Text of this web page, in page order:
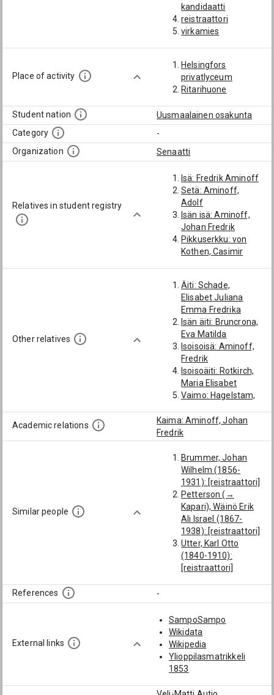
kandidaatti
reistraattori
virkamies
Place of activity
Helsingfors
privatlyceum
Ritarihuone
Student nation
Uusmaalainen osakunta
Category
-
Organization
Senaatti
Relatives in student registry
Isä: Fredrik Aminoff
Setä: Aminoff,
Adolf
Isän isä: Aminoff,
Johan Fredrik
Pikkuserkku: von
Kothen, Casimir
Other relatives
Äiti: Schade,
Elisabet Juliana
Emma Fredrika
Isän äiti: Bruncrona,
Eva Matilda
Isoisoisä: Aminoff,
Fredrik
Isoisoäiti: Rotkirch,
Maria Elisabet
Vaimo: Hagelstam,
Academic relations
Kaima: Aminoff, Johan
Fredrik
Similar people
Brummer, Johan
Wilhelm (1856-
1931): [reistraattori]
Petterson (→
Kapari), Wäinö Erik
Ali Israel (1867-
1938): [reistraattori]
Utter, Karl Otto
(1840-1910):
[reistraattori]
1928): [reistraattori]
Sallmén, Axel
Wilhelm (1875-
1958): [reistraattori]
Furuhjelm, Elis
(1850-1910):
oikeuksien
References -
External links
SampoSampo
Wikidata
Wikipedia
Ylioppilasmatrikkeli
1853